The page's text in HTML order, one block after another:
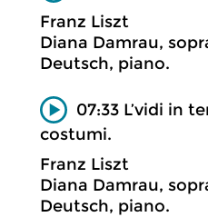
Franz Liszt
Diana Damrau,
Deutsch, piano.
07:33 L’vidi in
costumi.
Franz Liszt
Diana Damrau,
Deutsch, piano.